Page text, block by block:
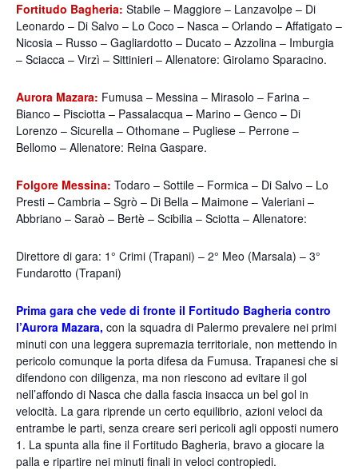
Fortitudo Bagheria: Stabile – Maggiore – Lanzavolpe – Di
Leonardo – Di Salvo – Lo Coco – Nasca – Orlando – Affatigato –
Nicosia – Russo – Gagliardotto – Ducato – Azzolina – Imburgia
– Sciacca – Virzì – Sittinieri – Allenatore: Girolamo Sparacino.
Aurora Mazara: Fumusa – Messina – Mirasolo – Farina –
Bianco – Pisciotta – Passalacqua – Marino – Genco – Di
Lorenzo – Sicurella – Othomane – Pugliese – Perrone –
Bellomo – Allenatore: Reina Gaspare.
Folgore Messina: Todaro – Sottile – Formica – Di Salvo – Lo
Presti – Cambria – Sgrò – Di Bella – Maimone – Valeriani –
Abbriano – Saraò – Bertè – Scibilia – Sciotta – Allenatore:
Direttore di gara: 1° Crimi (Trapani) – 2° Meo (Marsala) – 3°
Fundarotto (Trapani)
Prima gara che vede di fronte il Fortitudo Bagheria contro
l’Aurora Mazara, con la squadra di Palermo prevalere nei primi
minuti con una leggera supremazia territoriale, non mettendo in
pericolo comunque la porta difesa da Fumusa. Trapanesi che si
difendono con diligenza, ma non riescono ad evitare il gol
nell’affondo di Nasca che dalla fascia insacca un bel gol in
velocità. La gara riprende un certo equilibrio, azioni veloci da
entrambe le parti, senza creare seri pericoli agli opposti numero
1. La spunta alla fine il Fortitudo Bagheria, bravo a giocare la
palla e ripartire nei minuti finali in veloci contropiedi.